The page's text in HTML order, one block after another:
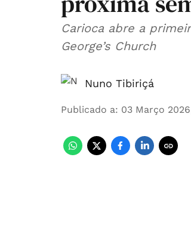
Carioca abre a
George’s Church
Nuno Tibiriçá
Publicado a: 03 Março